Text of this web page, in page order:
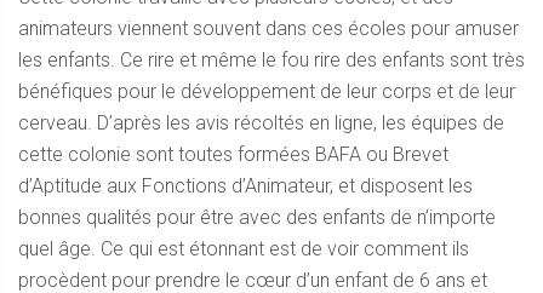
animateurs viennent souvent dans ces écoles pour amuser
les enfants. Ce rire et même le fou rire des enfants sont très
bénéfiques pour le développement de leur corps et de leur
cerveau. D’après les avis récoltés en ligne, les équipes de
cette colonie sont toutes formées BAFA ou Brevet
d’Aptitude aux Fonctions d’Animateur, et disposent les
bonnes qualités pour être avec des enfants de n’importe
quel âge. Ce qui est étonnant est de voir comment ils
procèdent pour prendre le cœur d’un enfant de 6 ans et